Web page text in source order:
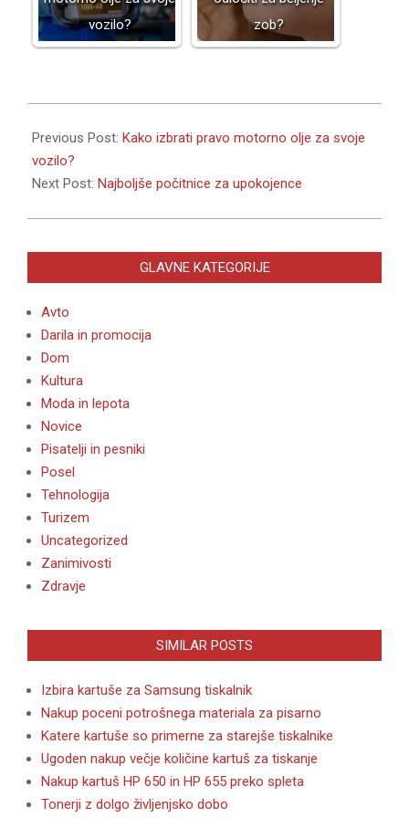
vozilo?
zob?
06-
11
Previous Post: Kako izbrati pravo motorno olje za svoje
vozilo?
Next Post: Najboljše počitnice za upokojence
GLAVNE KATEGORIJE
Avto
Darila in promocija
Dom
Kultura
Moda in lepota
Novice
Pisatelji in pesniki
Posel
Tehnologija
Turizem
Uncategorized
Zanimivosti
Zdravje
SIMILAR POSTS
Izbira kartuše za Samsung tiskalnik
Nakup poceni potrošnega materiala za pisarno
Katere kartuše so primerne za starejše tiskalnike
Ugoden nakup večje količine kartuš za tiskanje
Nakup kartuš HP 650 in HP 655 preko spleta
Tonerji z dolgo življenjsko dobo